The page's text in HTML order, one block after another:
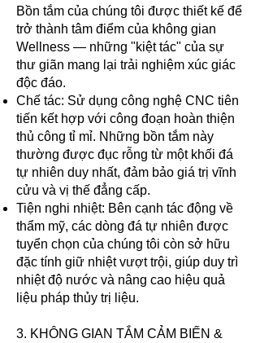
Bồn tắm của chúng tôi được thiết kế để
trở thành tâm điểm của không gian
Wellness — những "kiệt tác" của sự
thư giãn mang lại trải nghiệm xúc giác
độc đáo.
Chế tác: Sử dụng công nghệ CNC tiên
tiến kết hợp với công đoạn hoàn thiện
thủ công tỉ mỉ. Những bồn tắm này
thường được đục rỗng từ một khối đá
tự nhiên duy nhất, đảm bảo giá trị vĩnh
cửu và vị thế đẳng cấp.
Tiện nghi nhiệt: Bên cạnh tác động về
thẩm mỹ, các dòng đá tự nhiên được
tuyển chọn của chúng tôi còn sở hữu
đặc tính giữ nhiệt vượt trội, giúp duy trì
nhiệt độ nước và nâng cao hiệu quả
liệu pháp thủy trị liệu.
3. KHÔNG GIAN TẮM CẢM BIẾN &